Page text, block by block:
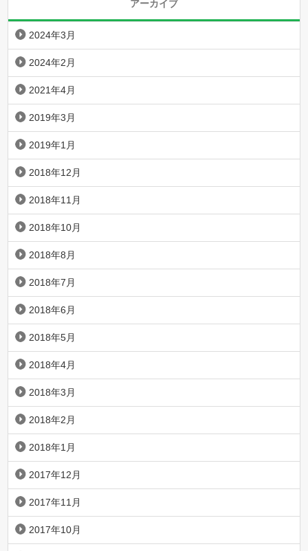
アーカイブ
2024年3月
2024年2月
2021年4月
2019年3月
2019年1月
2018年12月
2018年11月
2018年10月
2018年8月
2018年7月
2018年6月
2018年5月
2018年4月
2018年3月
2018年2月
2018年1月
2017年12月
2017年11月
2017年10月